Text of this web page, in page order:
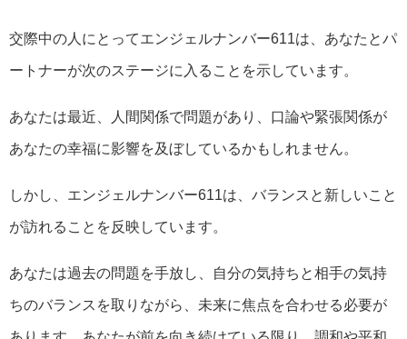
交際中の人にとってエンジェルナンバー611は、あなたとパ
ートナーが次のステージに入ることを示しています。
あなたは最近、人間関係で問題があり、口論や緊張関係が
あなたの幸福に影響を及ぼしているかもしれません。
しかし、エンジェルナンバー611は、バランスと新しいこと
が訪れることを反映しています。
あなたは過去の問題を手放し、自分の気持ちと相手の気持
ちのバランスを取りながら、未来に焦点を合わせる必要が
あります。あなたが前を向き続けている限り、調和や平和